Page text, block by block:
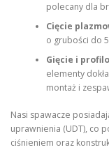
polecany dla
Cięcie
o grubości do
Gięcie i
elementy
montaż i
Nasi spawacze
uprawnienia (UDT), co
ciśnieniem oraz